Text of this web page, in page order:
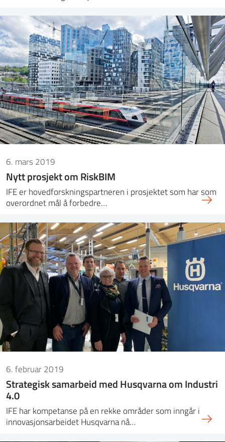
6. mars 2019
Nytt prosjekt om RiskBIM
IFE er hovedforskningspartneren i prosjektet som har som
overordnet mål å forbedre…
6. februar 2019
Strategisk samarbeid med Husqvarna om Industri
4.0
IFE har kompetanse på en rekke områder som inngår i
innovasjonsarbeidet Husqvarna nå…